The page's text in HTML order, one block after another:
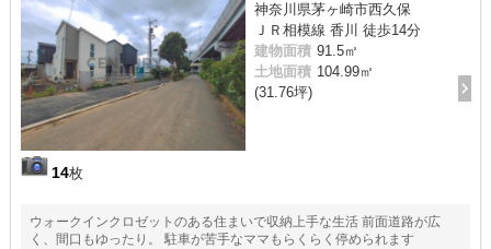
14枚
神奈川県茅ヶ崎市西久保
ＪＲ相模線 香川 徒歩14分
建物面積 91.5㎡
土地面積 104.99㎡
(31.76坪)
ウォークインクロゼットのある住まいで収納上手な生活 前面道路が広
く、間口もゆったり。 駐車が苦手なママもらくらく停められます